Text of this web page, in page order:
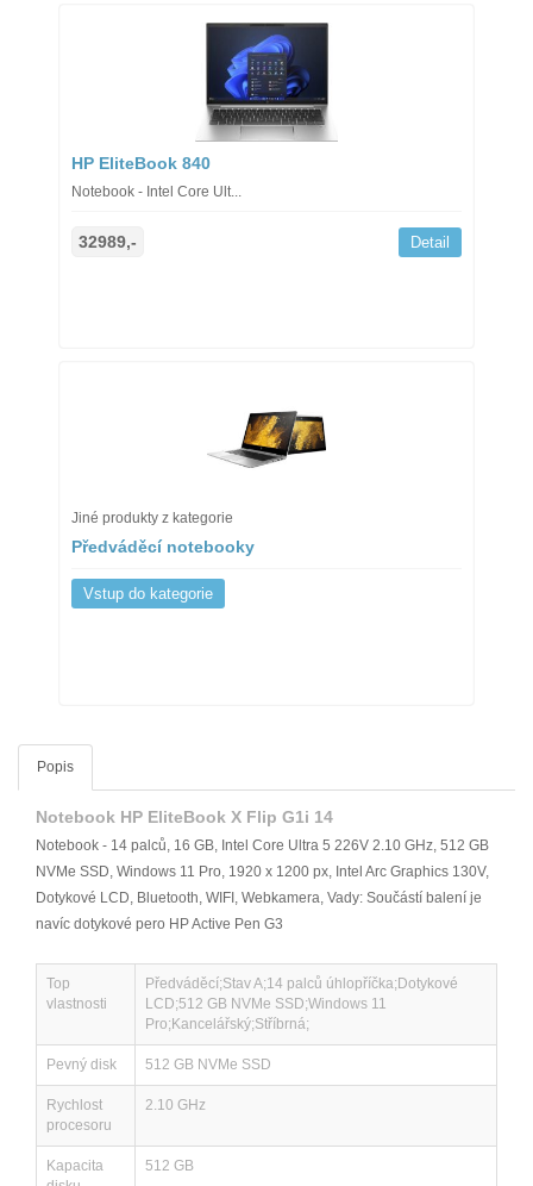
HP EliteBook 840
Notebook - Intel Core Ult...
32989,- Detail
Jiné produkty z kategorie
Předváděcí notebooky
Vstup do kategorie
Popis
Notebook HP EliteBook X Flip G1i 14
Notebook - 14 palců, 16 GB, Intel Core Ultra 5 226V 2.10 GHz, 512 GB
NVMe SSD, Windows 11 Pro, 1920 x 1200 px, Intel Arc Graphics 130V,
Dotykové LCD, Bluetooth, WIFI, Webkamera, Vady: Součástí balení je
navíc dotykové pero HP Active Pen G3
Top
vlastnosti
Předváděcí;Stav A;14 palců úhlopříčka;Dotykové
LCD;512 GB NVMe SSD;Windows 11
Pro;Kancelářský;Stříbrná;
Pevný disk 512 GB NVMe SSD
Rychlost
procesoru
2.10 GHz
Kapacita
512 GB